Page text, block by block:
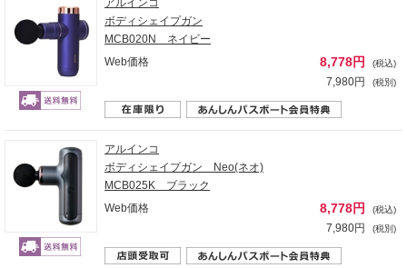
ボディシェイプガン
MCB020N ネイビー
Web価格
8,778円 (税込)
7,980円 (税別)
アルインコ
ボディシェイプガン Neo(ネオ)
MCB025K ブラック
Web価格
8,778円 (税込)
7,980円 (税別)